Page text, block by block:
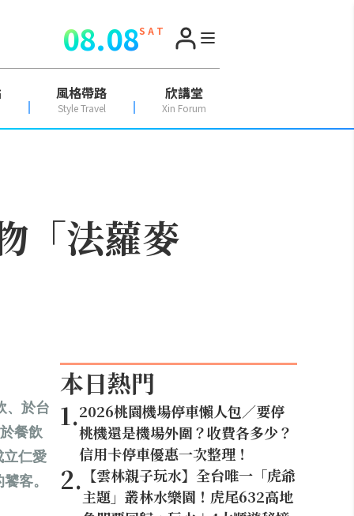
08.08S A T
風格帶路
Style Travel
欣講堂
Xin Forum
「法蘿麥
、於台
餐飲
仁愛
客。
本日熱門
1.2026桃園機場停車懶人包／要停
桃機還是機場外圍？收費各多少？
信用卡停車優惠一次整理！
2. 【雲林親子玩水】全台唯一「虎爺
主題」叢林水樂園！虎尾632高地